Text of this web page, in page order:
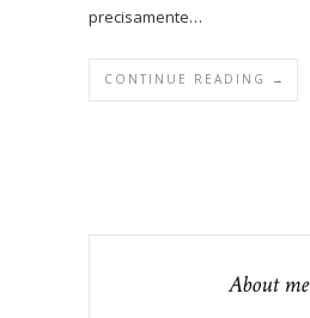
precisamente…
CONTINUE READING →
About me